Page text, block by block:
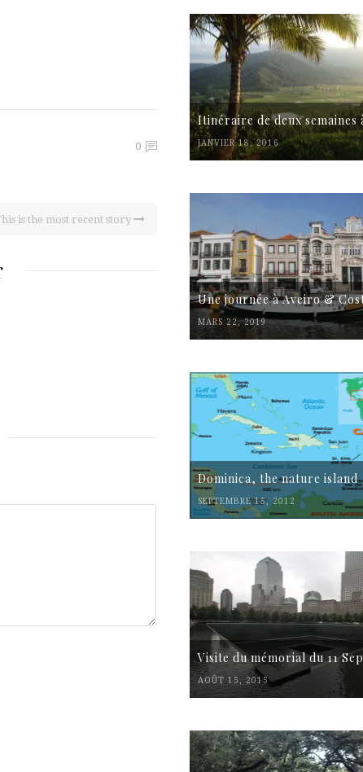
0
is the most recent story
Itinéraire de deux semaines
JANVIER 18, 2016
Une journée à Aveiro &
MARS 22, 2019
Dominica, the nature island
SEPTEMBRE 15, 2012
Visite du mémorial du 11
AOÛT 15, 2015